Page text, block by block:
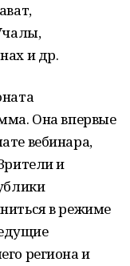
и др.
Она впервые
вебинара,
и
в режиме
региона и